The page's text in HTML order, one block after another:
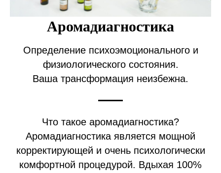
Аромадиагностика
Определение психоэмоционального и
физиологического состояния.
Ваша трансформация неизбежна.
Что такое аромадиагностика?
Аромадиагностика является мощной
корректирующей и очень психологически
комфортной процедурой. Вдыхая 100%